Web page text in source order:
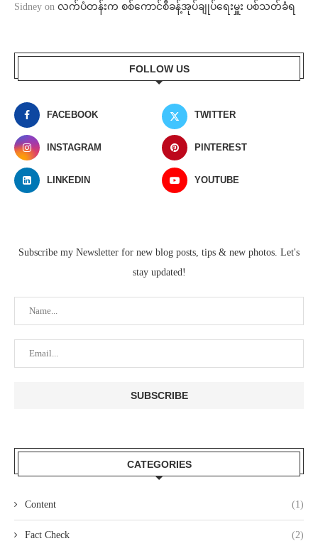
Sidney on လက်ပံတန်းက စစ်ကောင်စီခန့်အုပ်ချုပ်ရေးမှူး ပစ်သတ်ခံရ
FOLLOW US
FACEBOOK TWITTER
INSTAGRAM PINTEREST
LINKEDIN YOUTUBE
Subscribe my Newsletter for new blog posts, tips & new photos. Let's
stay updated!
CATEGORIES
Content (1)
Fact Check (2)